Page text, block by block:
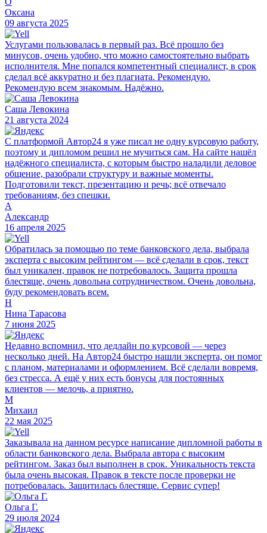
Оксана
09 августа 2025
Услугами пользовалась в первый раз. Всё прошло без
минусов, очень удобно, что можно самостоятельно выбрать
исполнителя. Мне попался компетентный специалист, в срок
сделал всё аккуратно и без плагиата. Рекомендую.
Рекомендую всем знакомым. Надёжно.
Саша Левокина
21 августа 2024
С платформой Автор24 я уже писал не одну курсовую работу,
поэтому и дипломом решил не мучиться сам. На сайте нашёл
надёжного специалиста, с которым быстро наладили деловое
общение, разобрали структуру и важные моменты.
Подготовили текст, презентацию и речь; всё отвечало
требованиям, без спешки.
А
Александр
16 апреля 2025
Обратилась за помощью по теме банковского дела, выбрала
эксперта с высоким рейтингом — всё сделали в срок, текст
был уникален, правок не потребовалось. Защита прошла
блестяще, очень довольна сотрудничеством. Очень довольна,
буду рекомендовать всем.
Н
Нина Тарасова
7 июня 2025
Недавно вспомнил, что дедлайн по курсовой — через
несколько дней. На Автор24 быстро нашли эксперта, он помог
с планом, материалами и оформлением. Всё сделали вовремя,
без стресса. А ещё у них есть бонусы для постоянных
клиентов — мелочь, а приятно.
М
Михаил
22 мая 2025
Заказывала на данном ресурсе написание дипломной работы в
области банковского дела. Выбрала автора с высоким
рейтингом. Заказ был выполнен в срок. Уникальность текста
была очень высокая. Правок в тексте после проверки не
потребовалась. Защитилась блестяще. Сервис супер!
Ольга Г.
29 июля 2024